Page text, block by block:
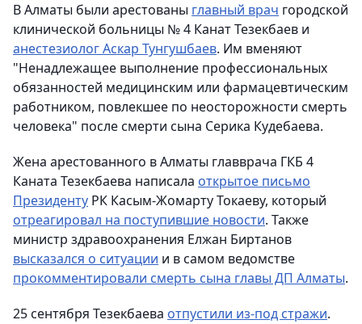
В Алматы были арестованы главный врач городской
клинической больницы № 4 Канат Тезекбаев и
анестезиолог Аскар Тунгушбаев. Им вменяют
"Ненадлежащее выполнение профессиональных
обязанностей медицинским или фармацевтическим
работником, повлекшее по неосторожности смерть
человека" после смерти сына Серика Кудебаева.
Жена арестованного в Алматы главврача ГКБ 4
Каната Тезекбаева написала открытое письмо
Президенту РК Касым-Жомарту Токаеву, который
отреагировал на поступившие новости. Также
министр здравоохранения Елжан Биртанов
высказался о ситуации и в самом ведомстве
прокомментировали смерть сына главы ДП Алматы.
25 сентября Тезекбаева отпустили из-под стражи.